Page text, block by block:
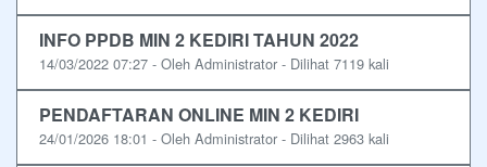
INFO PPDB MIN 2 KEDIRI TAHUN 2022
14/03/2022 07:27 - Oleh Administrator - Dilihat 7119 kali
PENDAFTARAN ONLINE MIN 2 KEDIRI
24/01/2026 18:01 - Oleh Administrator - Dilihat 2963 kali